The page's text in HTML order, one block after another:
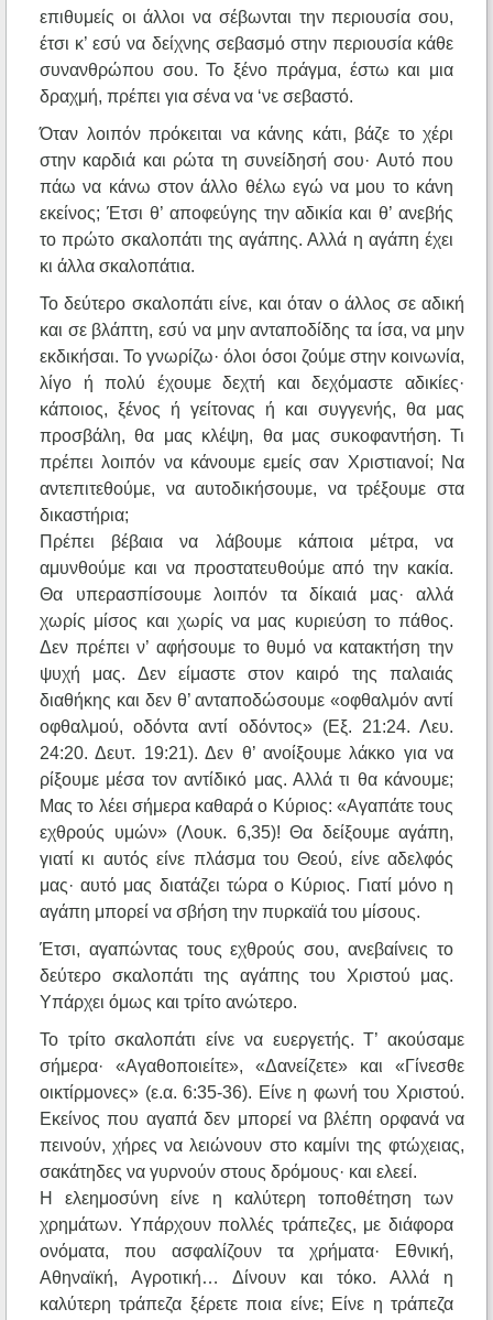
επιθυμείς οι άλλοι να σέβωνται την περιουσία σου,
έτσι κ’ εσύ να δείχνης σεβασμό στην περιουσία κάθε
συνανθρώπου σου. Το ξένο πράγμα, έστω και μια
δραχμή, πρέπει για σένα να ‘νε σεβαστό.
Όταν λοιπόν πρόκειται να κάνης κάτι, βάζε το χέρι
στην καρδιά και ρώτα τη συνείδησή σου· Αυτό που
πάω να κάνω στον άλλο θέλω εγώ να μου το κάνη
εκείνος; Έτσι θ’ αποφεύγης την αδικία και θ’ ανεβής
το πρώτο σκαλοπάτι της αγάπης. Αλλά η αγάπη έχει
κι άλλα σκαλοπάτια.
Το δεύτερο σκαλοπάτι είνε, και όταν ο άλλος σε αδική
και σε βλάπτη, εσύ να μην ανταποδίδης τα ίσα, να μην
εκδικήσαι. Το γνωρίζω· όλοι όσοι ζούμε στην κοινωνία,
λίγο ή πολύ έχουμε δεχτή και δεχόμαστε αδικίες·
κάποιος, ξένος ή γείτονας ή και συγγενής, θα μας
προσβάλη, θα μας κλέψη, θα μας συκοφαντήση. Τι
πρέπει λοιπόν να κάνουμε εμείς σαν Χριστιανοί; Να
αντεπιτεθούμε, να αυτοδικήσουμε, να τρέξουμε στα
δικαστήρια;
Πρέπει βέβαια να λάβουμε κάποια μέτρα, να
αμυνθούμε και να προστατευθούμε από την κακία.
Θα υπερασπίσουμε λοιπόν τα δίκαιά μας· αλλά
χωρίς μίσος και χωρίς να μας κυριεύση το πάθος.
Δεν πρέπει ν’ αφήσουμε το θυμό να κατακτήση την
ψυχή μας. Δεν είμαστε στον καιρό της παλαιάς
διαθήκης και δεν θ’ ανταποδώσουμε «οφθαλμόν αντί
οφθαλμού, οδόντα αντί οδόντος» (Εξ. 21:24. Λευ.
24:20. Δευτ. 19:21). Δεν θ’ ανοίξουμε λάκκο για να
ρίξουμε μέσα τον αντίδικό μας. Αλλά τι θα κάνουμε;
Μας το λέει σήμερα καθαρά ο Κύριος: «Αγαπάτε τους
εχθρούς υμών» (Λουκ. 6,35)! Θα δείξουμε αγάπη,
γιατί κι αυτός είνε πλάσμα του Θεού, είνε αδελφός
μας· αυτό μας διατάζει τώρα ο Κύριος. Γιατί μόνο η
αγάπη μπορεί να σβήση την πυρκαϊά του μίσους.
Έτσι, αγαπώντας τους εχθρούς σου, ανεβαίνεις το
δεύτερο σκαλοπάτι της αγάπης του Χριστού μας.
Υπάρχει όμως και τρίτο ανώτερο.
Το τρίτο σκαλοπάτι είνε να ευεργετής. Τ’ ακούσαμε
σήμερα· «Αγαθοποιείτε», «Δανείζετε» και «Γίνεσθε
οικτίρμονες» (ε.α. 6:35-36). Είνε η φωνή του Χριστού.
Εκείνος που αγαπά δεν μπορεί να βλέπη ορφανά να
πεινούν, χήρες να λειώνουν στο καμίνι της φτώχειας,
σακάτηδες να γυρνούν στους δρόμους· και ελεεί.
Η ελεημοσύνη είνε η καλύτερη τοποθέτηση των
χρημάτων. Υπάρχουν πολλές τράπεζες, με διάφορα
ονόματα, που ασφαλίζουν τα χρήματα· Εθνική,
Αθηναϊκή, Αγροτική… Δίνουν και τόκο. Αλλά η
καλύτερη τράπεζα ξέρετε ποια είνε; Είνε η τράπεζα